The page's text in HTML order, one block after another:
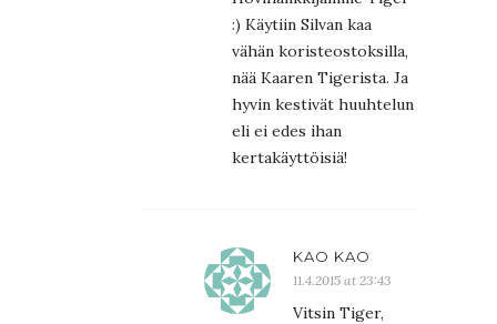
:) Käytiin Silvan kaa
vähän koristeostoksilla,
nää Kaaren Tigerista. Ja
hyvin kestivät huuhtelun
eli ei edes ihan
kertakäyttöisiä!
KAO KAO
11.4.2015 at 23:43
Vitsin Tiger,